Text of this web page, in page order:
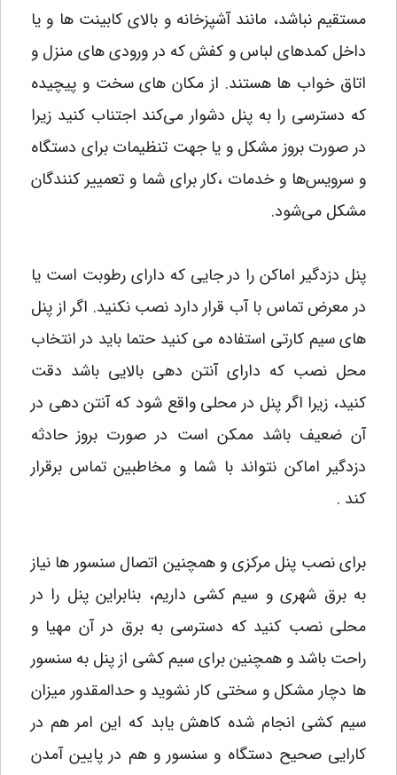
مستقیم نباشد، مانند آشپزخانه و بالای کابینت ها و یا
داخل کمدهای لباس و کفش که در ورودی های منزل و
اتاق خواب ها هستند. از مکان های سخت و پیچیده
که دسترسی را به پنل دشوار می‌کند اجتناب کنید زیرا
در صورت بروز مشکل و یا جهت تنظیمات برای دستگاه
و سرویس‌ها و خدمات ،کار برای شما و تعمییر کنندگان
مشکل می‌شود.
پنل دزدگیر اماکن را در جایی که دارای رطوبت است یا
در معرض تماس با آب قرار دارد نصب نکنید. اگر از پنل
های سیم کارتی استفاده می کنید حتما باید در انتخاب
محل نصب که دارای آنتن دهی بالایی باشد دقت
کنید، زیرا اگر پنل در محلی واقع شود که آنتن دهی در
آن ضعیف باشد ممکن است در صورت بروز حادثه
دزدگیر اماکن نتواند با شما و مخاطبین تماس برقرار
کند .
برای نصب پنل مرکزی و همچنین اتصال سنسور ها نیاز
به برق شهری و سیم کشی داریم، بنابراین پنل را در
محلی نصب کنید که دسترسی به برق در آن مهیا و
راحت باشد و همچنین برای سیم کشی از پنل به سنسور
ها دچار مشکل و سختی کار نشوید و حدالمقدور میزان
سیم کشی انجام شده کاهش یابد که این امر هم در
کارایی صحیح دستگاه و سنسور و هم در پایین آمدن